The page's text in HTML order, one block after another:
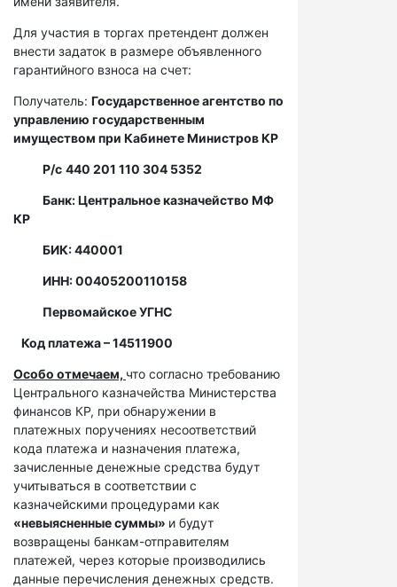
Для участия в торгах претендент должен
внести задаток в размере объявленного
гарантийного взноса на счет:
Получатель: Государственное агентство по
управлению государственным
имуществом при Кабинете Министров КР
Р/с 440 201 110 304 5352
Банк: Центральное казначейство МФ
КР
БИК: 440001
ИНН: 00405200110158
Первомайское УГНС
Код платежа – 14511900
Особо отмечаем, что согласно требованию
Центрального казначейства Министерства
финансов КР, при обнаружении в
платежных поручениях несоответствий
кода платежа и назначения платежа,
зачисленные денежные средства будут
учитываться в соответствии с
казначейскими процедурами как
«невыясненные суммы» и будут
возвращены банкам-отправителям
платежей, через которые производились
данные перечисления денежных средств.